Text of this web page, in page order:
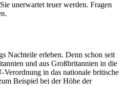
unerwartet teuer werden. Fragen
Nachteile erleben. Denn schon seit
und aus Großbritannien in die
in das nationale britische
Beispiel bei der Höhe der